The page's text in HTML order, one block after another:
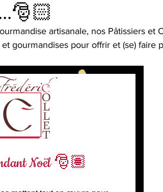
artisanale, nos Pâtissiers et
gourmandises pour offrir et (se) faire